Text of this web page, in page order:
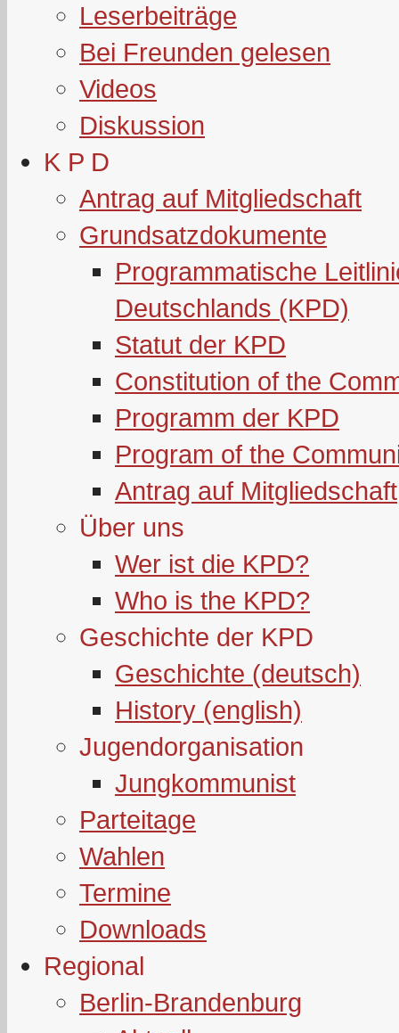
Leserbeiträge
Bei Freunden gelesen
Videos
Diskussion
K P D
Antrag auf Mitgliedschaft
Grundsatzdokumente
Programmatische
Deutschlands (KPD)
Statut der KPD
Constitution of the
Programm der KPD
Program of the
Antrag auf Mitgliedschaft
Über uns
Wer ist die KPD?
Who is the KPD?
Geschichte der KPD
Geschichte (deutsch)
History (english)
Jugendorganisation
Jungkommunist
Parteitage
Wahlen
Termine
Downloads
Regional
Berlin-Brandenburg